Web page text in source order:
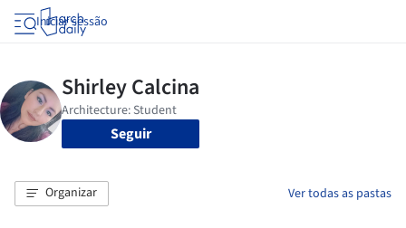
Iniciar sessão
Seguir
Organizar Ver todas as pastas